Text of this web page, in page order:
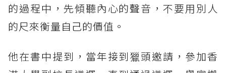
的過程中，先傾聽內心的聲音，不要用別人
的尺來衡量自己的價值。
他在書中提到，當年接到獵頭邀請，參加香